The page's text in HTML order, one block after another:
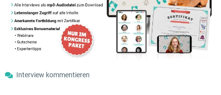
Interview kommentieren